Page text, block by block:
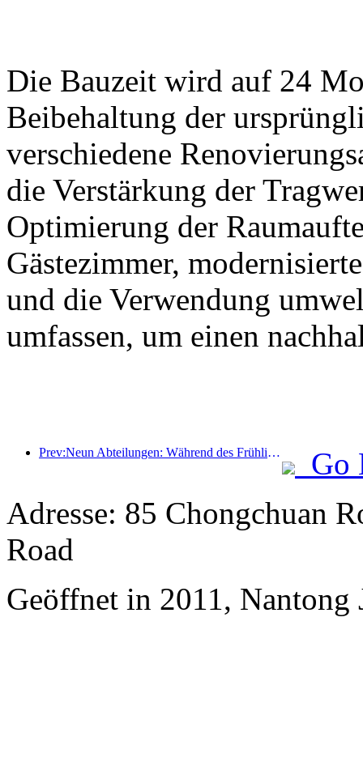
Die Bauzeit wird auf 24
Beibehaltung der
verschiedene
die Verstärkung der
Optimierung der
Gästezimmer,
und die Verwendung
umfassen, um einen
Prev:Neun Abteilungen: Während des Frühlingsfestes bieten Kettenhotels und Boutique-Gastfamilien Vorzugsleistungen an.
Go
Adresse: 85 Chongchuan
Road
Geöffnet in 2011,